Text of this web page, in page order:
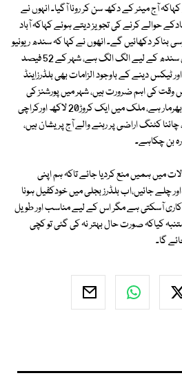
آج میئر کے دکھ سن کر رونا آگیا۔ انہوں نے
حوالے کرنے کی تجویز دیتے ہوئے کہاکہ آباد
بناکر دکھائیں گے۔ انھوں نے کہا کہ سندھ ریونیو
بورڈکی ٹیکس شرح کراچی اور اندرون سندھ کے لیے الگ الگ ہے، شہر کے 52 فیصد
اور ٹیکس دینے کے باوجود الزامات بھی بلڈرزاینڈ
وقت کی اہم ضرورت ہیں، شہر میں پورشنز کی
صورت میں غیرقانونی تعمیرات کی بھرمار ہے، ملک میں ایک کروڑ20 لاکھ اورکراچی
چائنا کٹنگ اراضی پر رہنے والے آج پریشان ہیں،
بن چکاہے۔
میں ہمیں منع کردیا جائے تاکہ ہم اپنی
چلے جائیں،اب بلڈرز بجلی میں خودکفیل ہونا
آسکتی ہے مگر اس کے لیے مناسب اور طویل
کیاکہ صورت حال بہتر نہ کی گئی تو کچی